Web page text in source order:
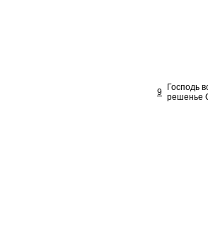
9
Господь
решенье